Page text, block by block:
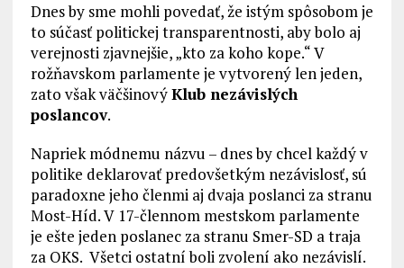
Dnes by sme mohli povedať, že istým spôsobom je
to súčasť politickej transparentnosti, aby bolo aj
verejnosti zjavnejšie, „kto za koho kope.“ V
rožňavskom parlamente je vytvorený len jeden,
zato však väčšinovýKlub nezávislých
poslancov.
Napriek módnemu názvu – dnes by chcel každý v
politike deklarovať predovšetkým nezávislosť, sú
paradoxne jeho členmi aj dvaja poslanci za stranu
Most-Híd. V 17-člennom mestskom parlamente
je ešte jeden poslanec za stranu Smer-SD a traja
za OKS. Všetci ostatní boli zvolení ako nezávislí.